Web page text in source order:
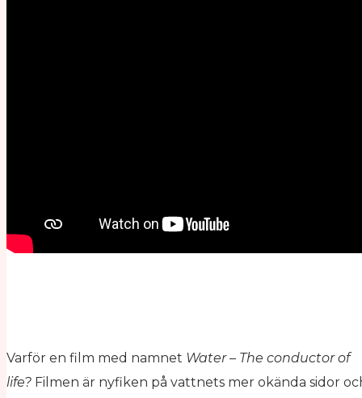
Varför en film med namnet Water – The conductor of
life? Filmen är nyfiken på vattnets mer okända sidor